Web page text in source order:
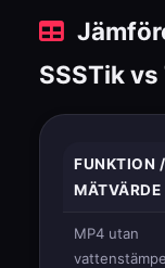
SSSTik
FUNKTION /
MÄTVÄRDE
MP4 utan